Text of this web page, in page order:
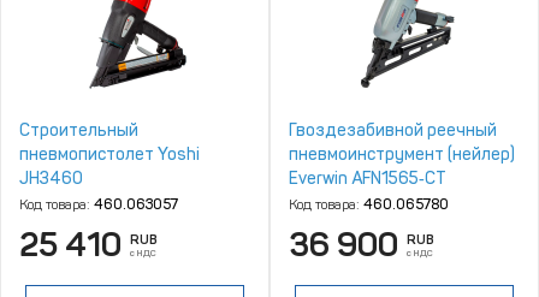
Строительный
пневмопистолет Yoshi
JH3460
Код товара: 460.063057
25 410 RUB
с НДС
Гвоздезабивной реечный
пневмоинструмент (нейлер)
Everwin AFN1565‑CT
Код товара: 460.065780
36 900 RUB
с НДС